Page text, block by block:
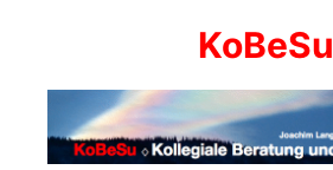
KoBeSu